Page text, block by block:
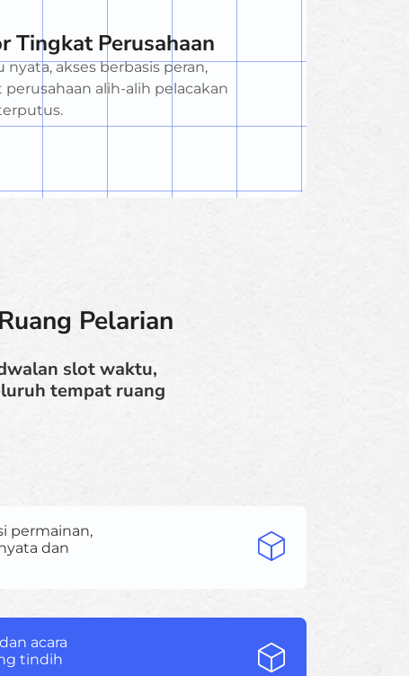
Tingkat Perusahaan
akses berbasis peran,
alih-alih pelacakan
Pelarian
slot waktu,
tempat ruang
permainan,
dan
acara
tindih